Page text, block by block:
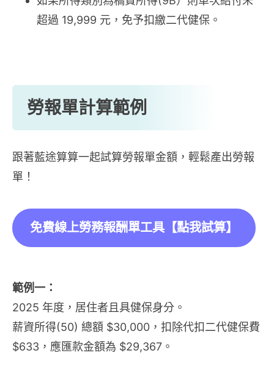
超過 19,999 元，免予扣繳二代健保。
勞報單計算範例
跟著藍途算算一起試算勞報單金額，輕鬆產出勞報
單！
免費線上勞務報酬單工具【點我試算】
範例一：
2025 年度，居住者且具健保身分。
薪資所得(50) 總額 $30,000，扣除代扣二代健保費
$633，應匯款金額為 $29,367。